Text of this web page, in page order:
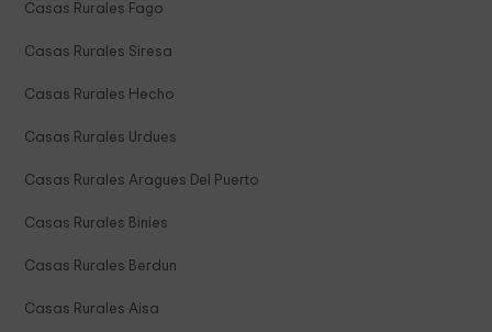
Casas Rurales Fago
Casas Rurales Siresa
Casas Rurales Hecho
Casas Rurales Urdues
Casas Rurales Aragues Del Puerto
Casas Rurales Binies
Casas Rurales Berdun
Casas Rurales Aisa